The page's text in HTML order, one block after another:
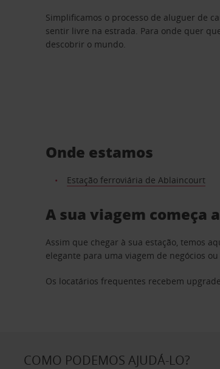
Simplificamos o processo de aluguer de
sentir livre na estrada. Para onde quer
descobrir o mundo.
Onde estamos
Estação ferroviária de Ablaincourt
A sua viagem começa
Assim que chegar à sua estação, temos
elegante para uma viagem de negócios
Os locatários frequentes recebem
COMO PODEMOS AJUDÁ-LO?